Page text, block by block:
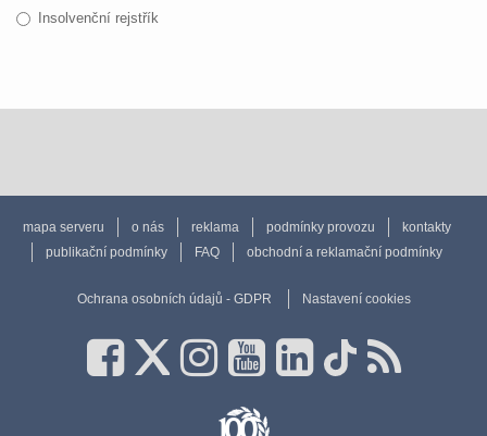
Insolvenční rejstřík
mapa serveru o nás reklama podmínky provozu
kontakty
publikační podmínky
FAQ obchodní a reklamační podmínky
Ochrana osobních údajů - GDPR Nastavení cookies